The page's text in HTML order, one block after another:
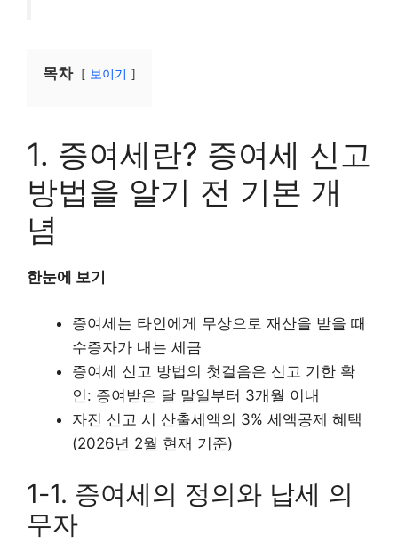
목차 보이기
1. 증여세란? 증여세 신고
방법을 알기 전 기본 개
념
한눈에 보기
증여세는 타인에게 무상으로 재산을 받을 때
수증자가 내는 세금
증여세 신고 방법의 첫걸음은 신고 기한 확
인: 증여받은 달 말일부터 3개월 이내
자진 신고 시 산출세액의 3% 세액공제 혜택
(2026년 2월 현재 기준)
1-1. 증여세의 정의와 납세 의
무자